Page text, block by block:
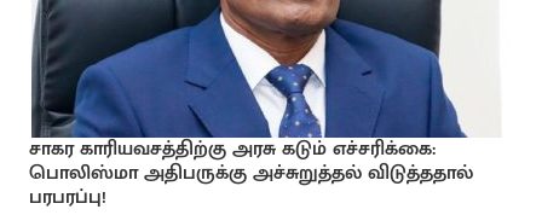
சாகர காரியவசத்திற்கு அரசு கடும் எச்சரிக்கை:
பொலிஸ்மா அதிபருக்கு அச்சுறுத்தல் விடுத்ததால்
பரபரப்பு!